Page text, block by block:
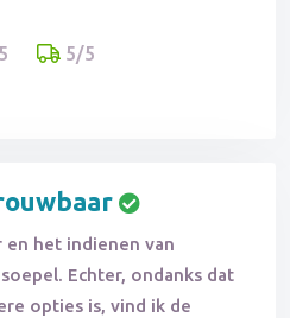
5/5
en het indienen van
Echter, ondanks dat
opties is, vind ik de